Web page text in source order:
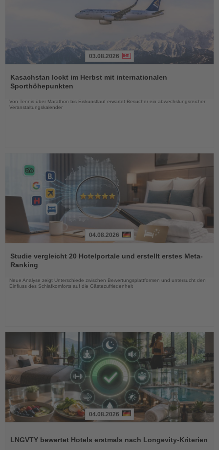
Sie
die
Nachrichten
03.08.2026
Kasachstan lockt im Herbst mit internationalen
Sporthöhepunkten
Von Tennis über Marathon bis Eiskunstlauf erwartet Besucher ein abwechslungsreicher
Veranstaltungskalender
Sie
die
Nachrichten
04.08.2026
Studie vergleicht 20 Hotelportale und erstellt erstes Meta-
Ranking
Neue Analyse zeigt Unterschiede zwischen Bewertungsplattformen und untersucht den
Einfluss des Schlafkomforts auf die Gästezufriedenheit
die
04.08.2026
LNGVTY bewertet Hotels erstmals nach Longevity-Kriterien